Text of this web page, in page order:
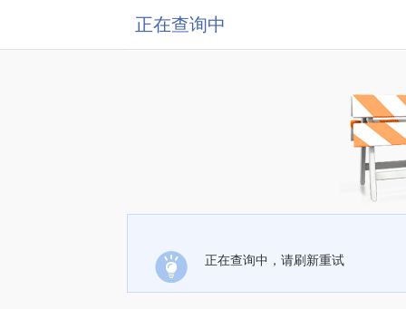
正在查询中
正在查询中，请刷新重试